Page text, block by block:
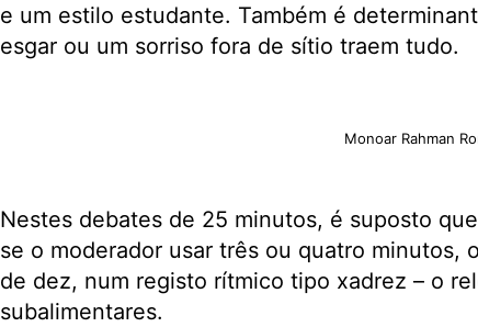
e um estilo estudante. Também é
esgar ou um sorriso fora de sítio traem tudo.
Monoar Rahman
Nestes debates de 25 minutos, é suposto
se o moderador usar três ou quatro minutos,
de dez, num registo rítmico tipo xadrez – o
subalimentares.